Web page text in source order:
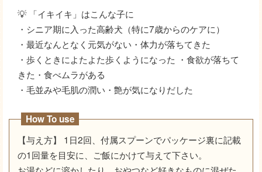
💡 「イキイキ」はこんな子に
・シニア期に入った高齢犬（特に7歳からのケアに）
・最近なんとなく元気がない・体力が落ちてきた
・歩くときによたよた歩くようになった ・食欲が落ちて
きた・食べムラがある
・毛並みや毛肌の潤い・艶が気になりだした
How To use
【与え方】 1日2回、付属スプーンでパッケージ裏に記載
の1回量を目安に、ご飯にかけて与えて下さい。